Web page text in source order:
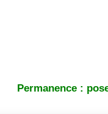
Permanence :